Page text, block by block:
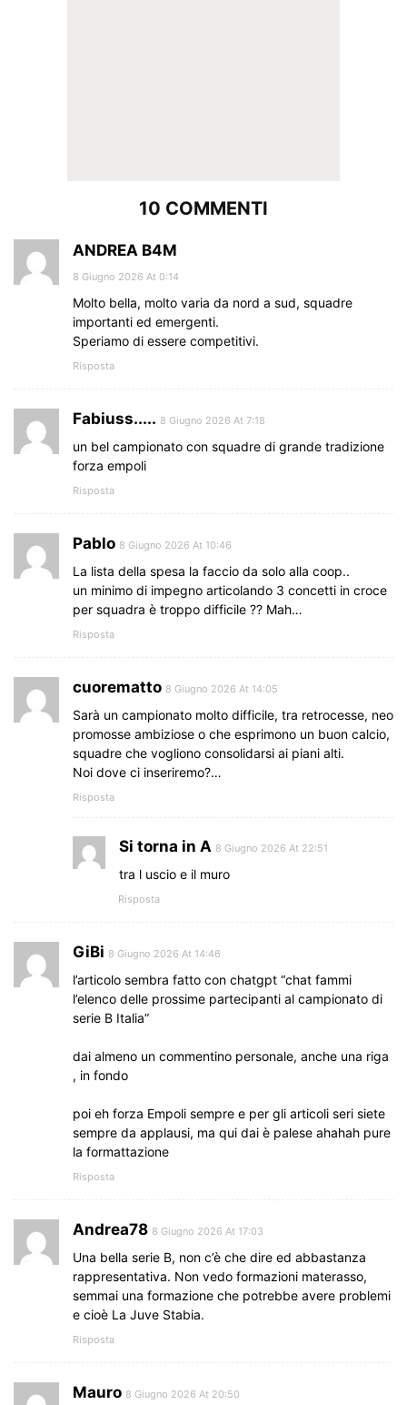
10 COMMENTI
ANDREA B4M
8 Giugno 2026 At 0:14
Molto bella, molto varia da nord a sud, squadre
importanti ed emergenti.
Speriamo di essere competitivi.
Risposta
Fabiuss..... 8 Giugno 2026 At 7:18
un bel campionato con squadre di grande tradizione
forza empoli
Risposta
Pablo 8 Giugno 2026 At 10:46
La lista della spesa la faccio da solo alla coop..
un minimo di impegno articolando 3 concetti in croce
per squadra è troppo difficile ?? Mah…
Risposta
cuorematto 8 Giugno 2026 At 14:05
Sarà un campionato molto difficile, tra retrocesse, neo
promosse ambiziose o che esprimono un buon calcio,
squadre che vogliono consolidarsi ai piani alti.
Noi dove ci inseriremo?…
Risposta
Si torna in A 8 Giugno 2026 At 22:51
tra l uscio e il muro
Risposta
GiBi 8 Giugno 2026 At 14:46
l’articolo sembra fatto con chatgpt “chat fammi
l’elenco delle prossime partecipanti al campionato di
serie B Italia”
dai almeno un commentino personale, anche una riga
, in fondo
poi eh forza Empoli sempre e per gli articoli seri siete
sempre da applausi, ma qui dai è palese ahahah pure
la formattazione
Risposta
Andrea78 8 Giugno 2026 At 17:03
Una bella serie B, non c’è che dire ed abbastanza
rappresentativa. Non vedo formazioni materasso,
semmai una formazione che potrebbe avere problemi
e cioè La Juve Stabia.
Risposta
Mauro 8 Giugno 2026 At 20:50